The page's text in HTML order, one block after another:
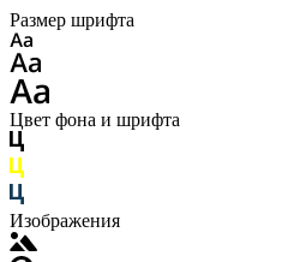
Размер шрифта
Цвет фона и шрифта
Изображения